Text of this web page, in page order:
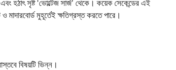
হঠাৎ সৃষ্ট ‘ভোল্টেজ সার্জ’ থেকে। কয়েক সেকেন্ডের এই
মাদারবোর্ড মুহূর্তেই ক্ষতিগ্রস্ত করতে পারে।
বিষয়টি ভিন্ন।